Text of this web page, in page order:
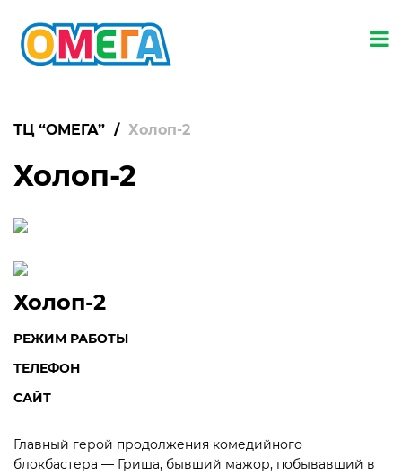
ТЦ “ОМЕГА” / Холоп-2
Холоп-2
Холоп-2
РЕЖИМ РАБОТЫ
ТЕЛЕФОН
САЙТ
Главный герой продолжения комедийного
блокбастера — Гриша, бывший мажор, побывавший в